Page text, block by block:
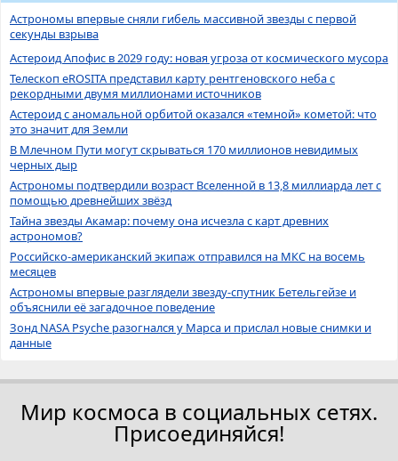
Астрономы впервые сняли гибель массивной звезды с первой
секунды взрыва
Астероид Апофис в 2029 году: новая угроза от космического мусора
Телескоп eROSITA представил карту рентгеновского неба с
рекордными двумя миллионами источников
Астероид с аномальной орбитой оказался «темной» кометой: что
это значит для Земли
В Млечном Пути могут скрываться 170 миллионов невидимых
черных дыр
Астрономы подтвердили возраст Вселенной в 13,8 миллиарда лет с
помощью древнейших звёзд
Тайна звезды Акамар: почему она исчезла с карт древних
астрономов?
Российско-американский экипаж отправился на МКС на восемь
месяцев
Астрономы впервые разглядели звезду-спутник Бетельгейзе и
объяснили её загадочное поведение
Зонд NASA Psyche разогнался у Марса и прислал новые снимки и
данные
Мир космоса в социальных сетях.
Присоединяйся!